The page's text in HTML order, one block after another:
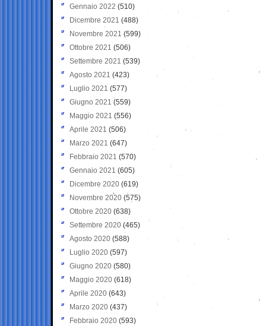
Gennaio 2022 (510)
Dicembre 2021 (488)
Novembre 2021 (599)
Ottobre 2021 (506)
Settembre 2021 (539)
Agosto 2021 (423)
Luglio 2021 (577)
Giugno 2021(559)
Maggio 2021 (556)
Aprile 2021 (506)
Marzo 2021 (647)
Febbraio 2021 (570)
Gennaio 2021 (605)
Dicembre 2020 (619)
Novembre 2020 (575)
Ottobre 2020 (638)
Settembre 2020(465)
Agosto 2020 (588)
Luglio 2020 (597)
Giugno 2020 (580)
Maggio 2020 (618)
Aprile 2020 (643)
Marzo 2020 (437)
Febbraio 2020 (593)